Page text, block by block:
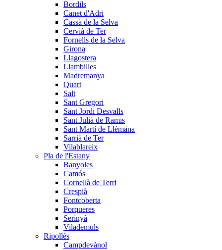
Bordils
Canet d'Adri
Cassà de la Selva
Cervià de Ter
Fornells de la Selva
Girona
Llagostera
Llambilles
Madremanya
Quart
Salt
Sant Gregori
Sant Jordi Desvalls
Sant Julià de Ramis
Sant Martí de Llémana
Sarrià de Ter
Vilablareix
Pla de l'Estany
Banyoles
Camós
Cornellà de Terri
Crespià
Fontcoberta
Porqueres
Serinyà
Vilademuls
Ripollès
Campdevànol